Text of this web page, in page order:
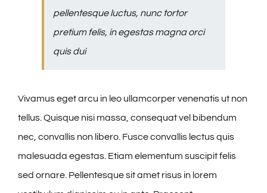
pellentesque luctus, nunc tortor
pretium felis, in egestas magna orci
quis dui
Vivamus eget arcu in leo ullamcorper venenatis ut non
tellus. Quisque nisi massa, consequat vel bibendum
nec, convallis non libero. Fusce convallis lectus quis
malesuada egestas. Etiam elementum suscipit felis
sed ornare. Pellentesque sit amet risus in lorem